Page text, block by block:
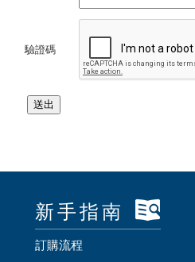
驗證碼
新手指南
訂購流程